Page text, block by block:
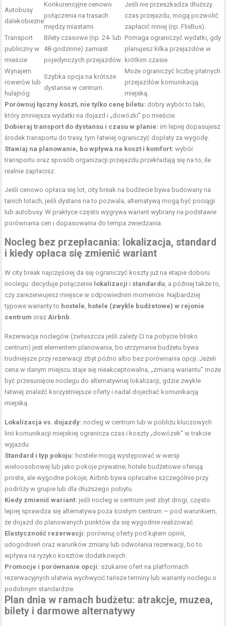
Autobusy
dalekobieżne
Konkurencyjne cenowo
połączenia na trasach
między miastami.
Jeśli nie przeszkadza dłuższy
czas przejazdu, mogą pozwolić
zapłacić mniej (np. FlixBus).
Transport
publiczny w
mieście
Bilety czasowe (np. 24- lub
48-godzinne) zamiast
pojedynczych przejazdów.
Pomaga ograniczyć wydatki, gdy
planujesz kilka przejazdów w
krótkim czasie.
Wynajem
rowerów lub
hulajnóg
Szybka opcja na krótsze
dystanse w centrum.
Może ograniczyć liczbę płatnych
przejazdów komunikacją
miejską.
Porównuj łączny koszt, nie tylko cenę biletu: dobry wybór to taki,
który zmniejsza wydatki na dojazd i „dowózki” po mieście.
Dobieraj transport do dystansu i czasu w planie: im lepiej dopasujesz
środek transportu do trasy, tym łatwiej ograniczyć dopłaty za wygodę.
Stawiaj na planowanie, bo wpływa na koszt i komfort: wybór
transportu oraz sposób organizacji przejazdu przekładają się na to, ile
realnie zapłacisz.
Jeśli cenowo opłaca się lot, city break na budżecie bywa budowany na
tanich lotach; jeśli dystans na to pozwala, alternatywą mogą być pociągi
lub autobusy. W praktyce często wygrywa wariant wybrany na podstawie
porównania cen i dopasowania do tempa zwiedzania.
Nocleg bez przepłacania: lokalizacja, standard
i kiedy opłaca się zmienić wariant
W city break najczęściej da się ograniczyć koszty już na etapie doboru
noclegu: decyduje połączenie lokalizacji i standardu, a później także to,
czy zarezerwujesz miejsce w odpowiednim momencie. Najbardziej
typowe warianty to hostele, hotele (zwykle budżetowe) w rejonie
centrum orazAirbnb.
Rezerwacja noclegów (zwłaszcza jeśli zależy Ci na pobycie blisko
centrum) jest elementem planowania, bo utrzymanie budżetu bywa
trudniejsze przy rezerwacji zbyt późno albo bez porównania opcji. Jeżeli
cena w danym miejscu staje się nieakceptowalna, „zmianą wariantu” może
być przesunięcie noclegu do alternatywnej lokalizacji, gdzie zwykle
łatwiej znaleźć korzystniejsze oferty i nadal dojechać komunikacją
miejską.
Lokalizacja vs. dojazdy: nocleg w centrum lub w pobliżu kluczowych
linii komunikacji miejskiej ogranicza czas i koszty „dowózek” w trakcie
wyjazdu.
Standard i typ pokoju: hostele mogą występować w wersji
wieloosobowej lub jako pokoje prywatne; hotele budżetowe oferują
proste, ale wygodne pokoje; Airbnb bywa opłacalne szczególnie przy
podróży w grupie lub dla dłuższego pobytu.
Kiedy zmienić wariant: jeśli nocleg w centrum jest zbyt drogi, często
lepiej sprawdza się alternatywa poza ścisłym centrum — pod warunkiem,
że dojazd do planowanych punktów da się wygodnie realizować.
Elastyczność rezerwacji: porównuj oferty pod kątem opinii,
udogodnień oraz warunków zmiany lub odwołania rezerwacji, bo to
wpływa na ryzyko kosztów dodatkowych.
Promocje i porównanie opcji: szukanie ofert na platformach
rezerwacyjnych ułatwia wychwycić tańsze terminy lub warianty noclegu o
podobnym standardzie.
Plan dnia w ramach budżetu: atrakcje, muzea,
bilety i darmowe alternatywy